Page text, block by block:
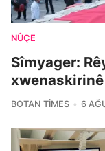
NÛÇE
Sîmyager:
BOTAN TIMES 6